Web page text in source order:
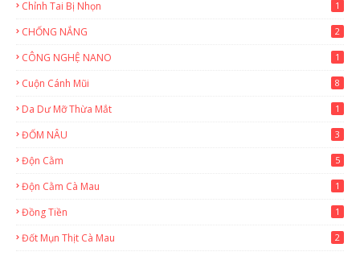
Chỉnh Tai Bị Nhọn 1
CHỐNG NẮNG 2
CÔNG NGHỆ NANO 1
Cuộn Cánh Mũi 8
Da Dư Mỡ Thừa Mắt 1
ĐỐM NÂU 3
Độn Cằm 5
Độn Cằm Cà Mau 1
Đồng Tiền 1
Đốt Mụn Thịt Cà Mau 2